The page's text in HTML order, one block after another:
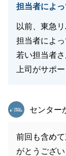
担当者によ
以前、東急
担当者によ
若い担当者
上司がサポ
東急リバ
センター
前回も含め
がとうござい